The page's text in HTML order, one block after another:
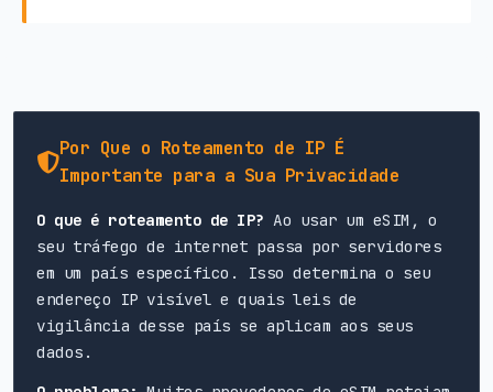
Por Que o Roteamento de IP É
Importante para a Sua Privacidade
O que é roteamento de IP? Ao usar um eSIM, o
seu tráfego de internet passa por servidores
em um país específico. Isso determina o seu
endereço IP visível e quais leis de
vigilância desse país se aplicam aos seus
dados.